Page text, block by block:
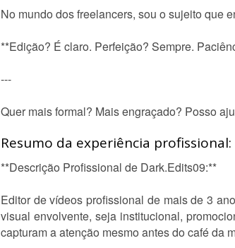
No mundo dos freelancers, sou o sujeito que
**Edição? É claro. Perfeição? Sempre.
---
Quer mais formal? Mais engraçado? Posso
Resumo da experiência profissional:
**Descrição Profissional de Dark.Edits09:**
Editor de vídeos profissional de mais de 3
visual envolvente, seja institucional,
capturam a atenção mesmo antes do café da